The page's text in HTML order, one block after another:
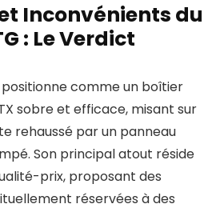
Inconvénients du
: Le Verdict
positionne comme un boîtier
sobre et efficace, misant sur
rehaussé par un panneau
Son principal atout réside
prix, proposant des
réservées à des